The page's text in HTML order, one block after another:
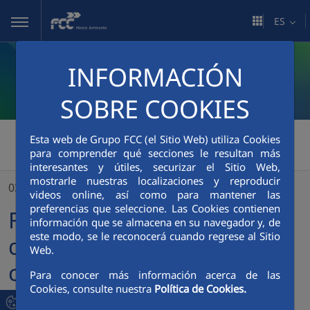
Saltar al contenido principal
INFORMACIÓN
SOBRE COOKIES
Esta web de Grupo FCC (el Sitio Web) utiliza Cookies
para comprender qué secciones le resultan más
interesantes y útiles, securizar el Sitio Web,
mostrarle nuestras localizaciones y reproducir
videos online, así como para mantener las
preferencias que seleccione. Las Cookies contienen
información que se almacena en su navegador y, de
este modo, se le reconocerá cuando regrese al Sitio
Web.
Para conocer más información acerca de las
Cookies, consulte nuestra Política de Cookies.
ES
FCC Medio Ambiente >
FCC Environment proveerá de calor a la primera red de calefacción comunitaria de Midlothian (Escocia)
03/07/2023
FCC Environment proveerá
de calor a la primera red de
calefacción comunitaria de
Midlothian (Escocia)